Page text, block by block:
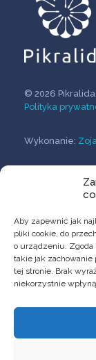
Aby zapewnić jak
pliki cookie, do
o urządzeniu. Zgoda
takie jak
tej stronie. Brak
niekorzystnie
© 2026
Polityka
Wykonanie:
O Firmie
Usługi B+R
Pikralida